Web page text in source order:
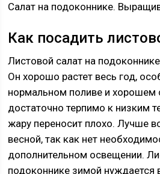
Салат на подоконнике.
Как посадить
Листовой салат на
Он хорошо растет весь год,
нормальном поливе и хорошем
достаточно терпимо к низким
жару переносит плохо. Лучше
весной, так как нет
дополнительном освещении.
подоконнике зимой нуждается